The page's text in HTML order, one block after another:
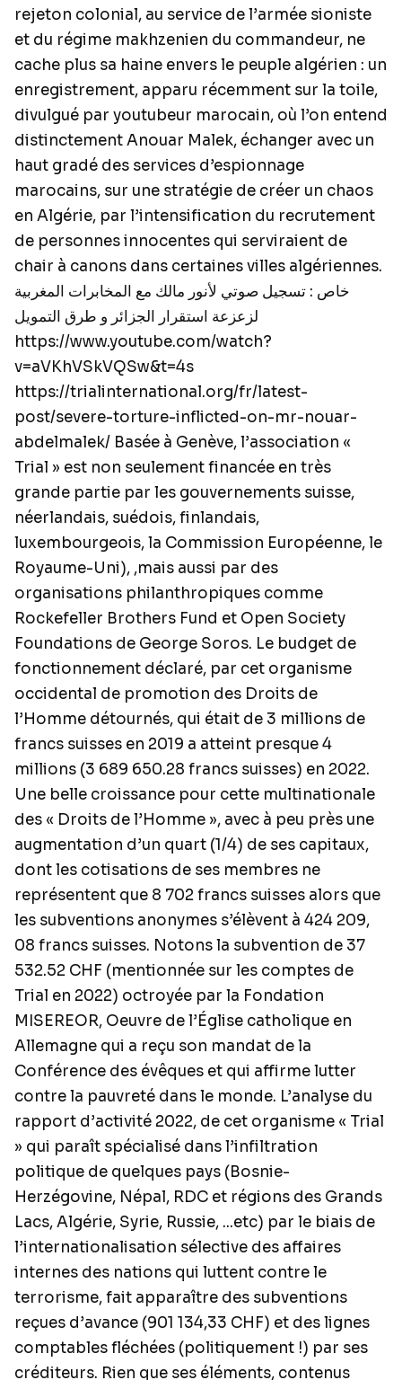
rejeton colonial, au service de l’armée sioniste
et du régime makhzenien du commandeur, ne
cache plus sa haine envers le peuple algérien : un
enregistrement, apparu récemment sur la toile,
divulgué par youtubeur marocain, où l’on entend
distinctement Anouar Malek, échanger avec un
haut gradé des services d’espionnage
marocains, sur une stratégie de créer un chaos
en Algérie, par l’intensification du recrutement
de personnes innocentes qui serviraient de
chair à canons dans certaines villes algériennes.
خاص : تسجيل صوتي لأنور مالك مع المخابرات المغربية
https://www.youtube.com/watch?
v=aVKhVSkVQSw&t=4s
https://trialinternational.org/fr/latest-
post/severe-torture-inflicted-on-mr-nouar-
abdelmalek/ Basée à Genève, l’association «
Trial » est non seulement financée en très
grande partie par les gouvernements suisse,
néerlandais, suédois, finlandais,
luxembourgeois, la Commission Européenne, le
Royaume-Uni), ,mais aussi par des
organisations philanthropiques comme
Rockefeller Brothers Fund et Open Society
Foundations de George Soros. Le budget de
fonctionnement déclaré, par cet organisme
occidental de promotion des Droits de
l’Homme détournés, qui était de 3 millions de
francs suisses en 2019 a atteint presque 4
millions (3 689 650.28 francs suisses) en 2022.
Une belle croissance pour cette multinationale
des « Droits de l’Homme », avec à peu près une
augmentation d’un quart (1/4) de ses capitaux,
dont les cotisations de ses membres ne
représentent que 8 702 francs suisses alors que
les subventions anonymes s’élèvent à 424 209,
08 francs suisses. Notons la subvention de 37
532.52 CHF (mentionnée sur les comptes de
Trial en 2022) octroyée par la Fondation
MISEREOR, Oeuvre de l’Église catholique en
Allemagne qui a reçu son mandat de la
Conférence des évêques et qui affirme lutter
contre la pauvreté dans le monde. L’analyse du
rapport d’activité 2022, de cet organisme « Trial
» qui paraît spécialisé dans l’infiltration
politique de quelques pays (Bosnie-
Herzégovine, Népal, RDC et régions des Grands
Lacs, Algérie, Syrie, Russie, ...etc) par le biais de
l’internationalisation sélective des affaires
internes des nations qui luttent contre le
terrorisme, fait apparaître des subventions
reçues d’avance (901 134,33 CHF) et des lignes
comptables fléchées (politiquement !) par ses
créditeurs. Rien que ses éléments, contenus